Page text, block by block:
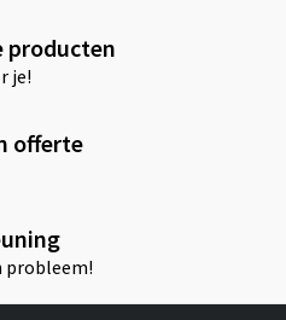
producten
je!
offerte
probleem!